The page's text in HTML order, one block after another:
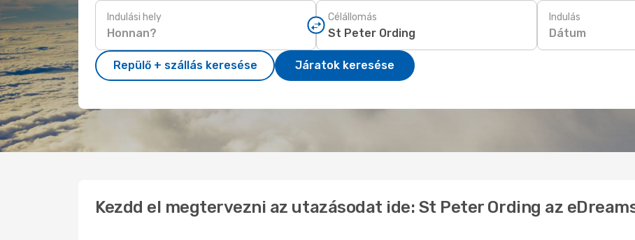
Indulási hely Célállomás Indulás
Dátum
Repülő + szállás keresése Járatok keresése
Kezdd el megtervezni az utazásodat ide: St Peter Ording az